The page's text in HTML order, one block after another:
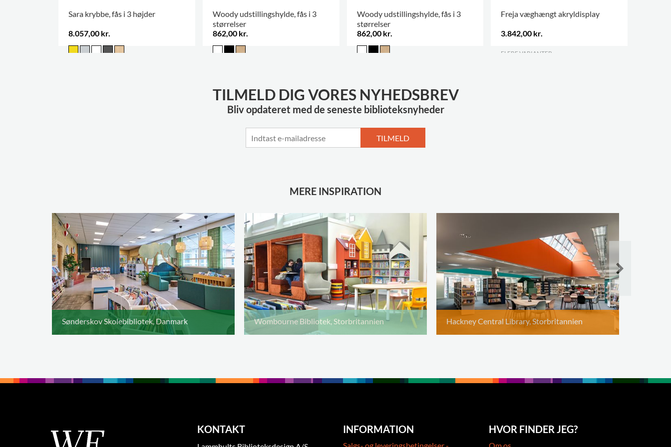
Sara krybbe, fås i 3 højder
8.057,00 kr.
Woody udstillingshylde, fås i 3
størrelser
862,00 kr.
Woody udstillingshylde, fås i 3
størrelser
862,00 kr.
Freja væghængt akryldisplay
3.842,00 kr.
FLERE VARIANTER
TILMELD DIG VORES NYHEDSBREV
Bliv opdateret med de seneste biblioteksnyheder
TILMELD
MERE INSPIRATION
Sønderskov Skolebibliotek, Danmark Wombourne Bibliotek, Storbritannien Hackney Central Library, Storbritannien
KONTAKT INFORMATION HVOR FINDER JEG?